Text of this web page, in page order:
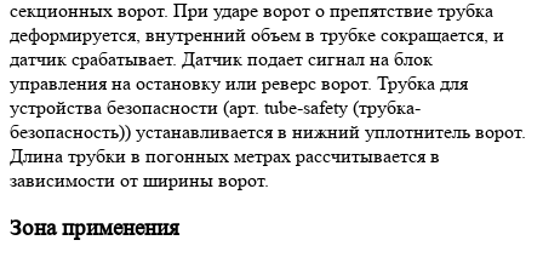
секционных ворот. При ударе ворот о препятствие трубка
деформируется, внутренний объем в трубке сокращается, и
датчик срабатывает. Датчик подает сигнал на блок
управления на остановку или реверс ворот. Трубка для
устройства безопасности (арт. tube-safety (трубка-
безопасность)) устанавливается в нижний уплотнитель ворот.
Длина трубки в погонных метрах рассчитывается в
зависимости от ширины ворот.
Зона применения